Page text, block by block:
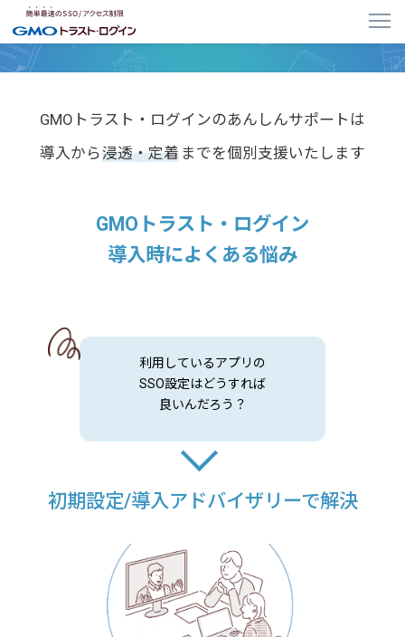
GMOトラスト・ログイン
GMOトラスト・ログインのあんしんサポートは
導入から浸透・定着 までを個別支援いたします
GMOトラスト・ログイン
導入時によくある悩み
利用しているアプリの
SSO設定はどうすれば
良いんだろう？
初期設定/導入アドバイザリーで解決